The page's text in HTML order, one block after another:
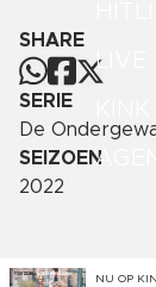
LIVE
SHARE
SERIE
De
SEIZOEN
2022
NU OP